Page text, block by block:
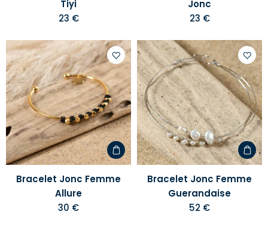
Tiyi
23 €
Jonc
23 €
Ajouter
à
votre
liste
d'envies
Bracelet Jonc Femme
Allure
30 €
à
votre
liste
Bracelet Jonc Femme
Guerandaise
52 €